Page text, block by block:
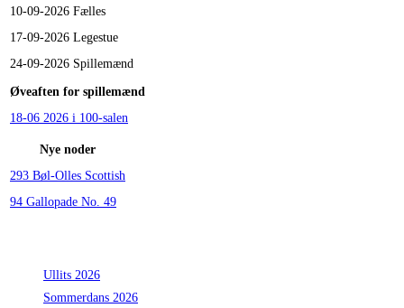
10-09-2026 Fælles
17-09-2026 Legestue
24-09-2026 Spillemænd
Øveaften for spillemænd
18-06 2026 i 100-salen
Nye noder
293 Bøl-Olles Scottish
94 Gallopade No. 49
Ullits 2026
Sommerdans 2026